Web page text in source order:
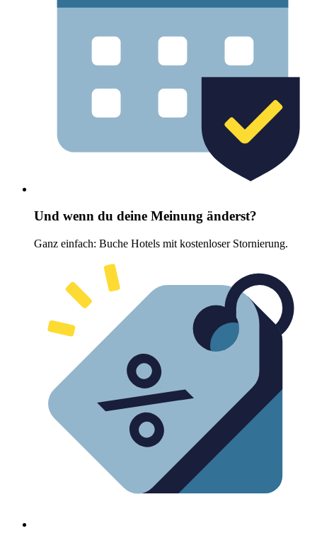
Und wenn du deine Meinung änderst?
Ganz einfach: Buche Hotels mit kostenloser Stornierung.